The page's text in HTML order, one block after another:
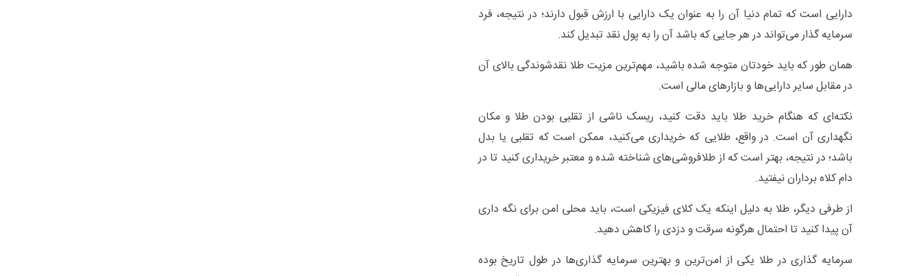
دارایی‌ است که تمام دنیا آن را به عنوان یک دارایی با ارزش قبول دارند؛ در نتیجه، فرد
سرمایه گذار می‌تواند در هر جایی که باشد آن را به پول نقد تبدیل کند.
همان طور که باید خودتان متوجه شده باشید، مهم‌ترین مزیت طلا نقدشوندگی بالای آن
در مقابل سایر دارایی‌ها و بازار‌های مالی است.
نکته‌ای که هنگام خرید طلا باید دقت کنید، ریسک ناشی از تقلبی بودن طلا و مکان
نگهداری آن است. در واقع، طلایی که خریداری می‌کنید، ممکن است که تقلبی یا بدل
باشد؛ در نتیجه، بهتر است که از طلافروشی‌های شناخته شده و معتبر خریداری کنید تا در
دام کلاه برداران نیفتید.
از طرفی دیگر، طلا به دلیل اینکه یک کلای فیزیکی است، باید محلی امن برای نگه داری
آن پیدا کنید تا احتمال هرگونه سرقت و دزدی را کاهش دهید.
سرمایه گذاری در طلا یکی از امن‌ترین و بهترین سرمایه گذاری‌ها در طول تاریخ بوده